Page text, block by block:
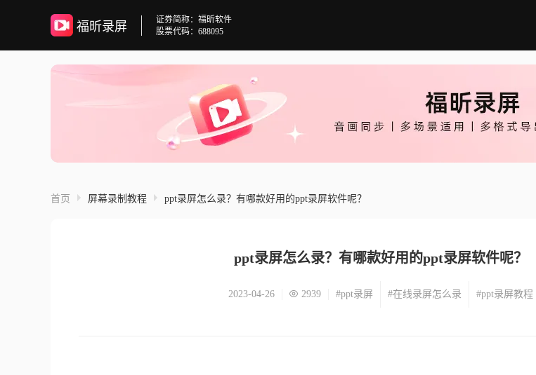
福昕录屏
证券简称：福昕软件
股票代码：688095
首页 屏幕录制教程 ppt录屏怎么录？有哪款好用的ppt录屏软件呢？
ppt录屏怎么录？有哪款好用的ppt录屏软件呢？
2023-04-26 2939 #ppt录屏 #在线录屏怎么录 #ppt录屏教程